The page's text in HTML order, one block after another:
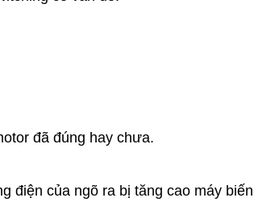
đã đúng hay chưa.
điện của ngõ ra bị tăng cao máy biến